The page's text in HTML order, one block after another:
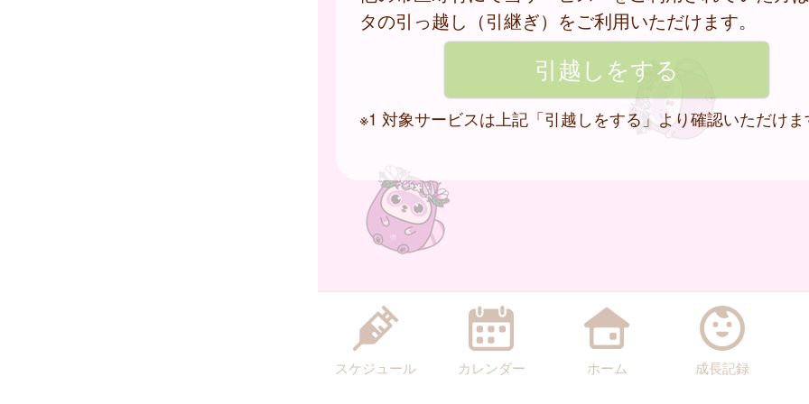
タの引っ越し（引継ぎ）をご利用いただけます。
※1 対象サービスは上記「引越しをする」より確認いただけま
スケジュール カレンダー ホーム 成長記録